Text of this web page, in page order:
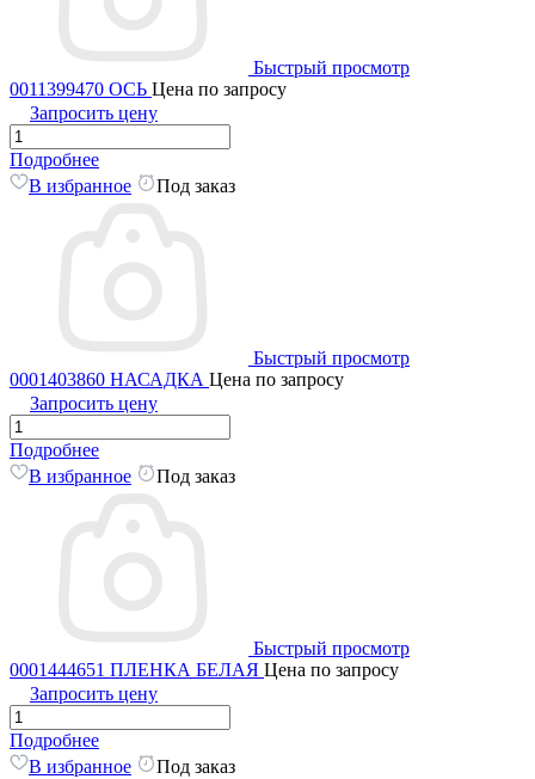
Быстрый просмотр
0011399470 ОСЬ Цена по запросу
Запросить цену
Подробнее
В избранное
Под заказ
Быстрый просмотр
0001403860 НАСАДКА Цена по запросу
Запросить цену
Подробнее
В избранное
Под заказ
Быстрый просмотр
0001444651 ПЛЕНКА БЕЛАЯ Цена по запросу
Запросить цену
Подробнее
В избранное
Под заказ